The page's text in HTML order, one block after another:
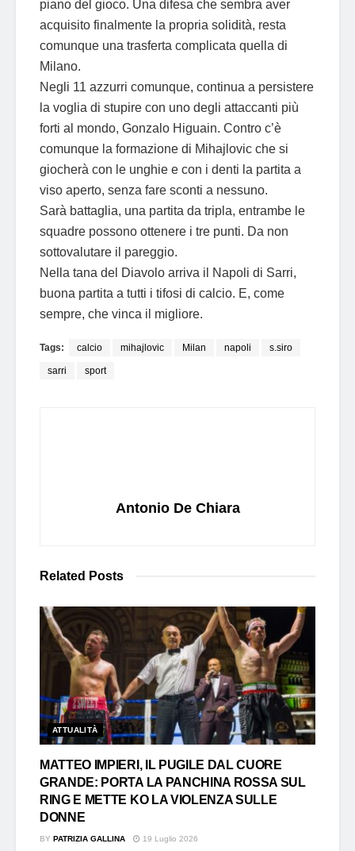
piano del gioco. Una difesa che sembra aver
acquisito finalmente la propria solidità, resta
comunque una trasferta complicata quella di
Milano.
Negli 11 azzurri comunque, continua a persistere
la voglia di stupire con uno degli attaccanti più
forti al mondo, Gonzalo Higuain. Contro c’è
comunque la formazione di Mihajlovic che si
giocherà con le unghie e con i denti la partita a
viso aperto, senza fare sconti a nessuno.
Sarà battaglia, una partita da tripla, entrambe le
squadre possono ottenere i tre punti. Da non
sottovalutare il pareggio.
Nella tana del Diavolo arriva il Napoli di Sarri,
buona partita a tutti i tifosi di calcio. E, come
sempre, che vinca il migliore.
Tags: calcio mihajlovic Milan napoli s.siro
sarri sport
Antonio De Chiara
Related Posts
ATTUALITÀ
MATTEO IMPIERI, IL PUGILE DAL CUORE
GRANDE: PORTA LA PANCHINA ROSSA SUL
RING E METTE KO LA VIOLENZA SULLE
DONNE
BY PATRIZIA GALLINA 19 Luglio 2026